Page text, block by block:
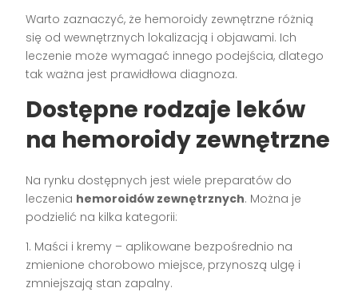
Warto zaznaczyć, że hemoroidy zewnętrzne różnią
się od wewnętrznych lokalizacją i objawami. Ich
leczenie może wymagać innego podejścia, dlatego
tak ważna jest prawidłowa diagnoza.
Dostępne rodzaje leków
na hemoroidy zewnętrzne
Na rynku dostępnych jest wiele preparatów do
leczenia hemoroidów zewnętrznych. Można je
podzielić na kilka kategorii:
1. Maści i kremy – aplikowane bezpośrednio na
zmienione chorobowo miejsce, przynoszą ulgę i
zmniejszają stan zapalny.